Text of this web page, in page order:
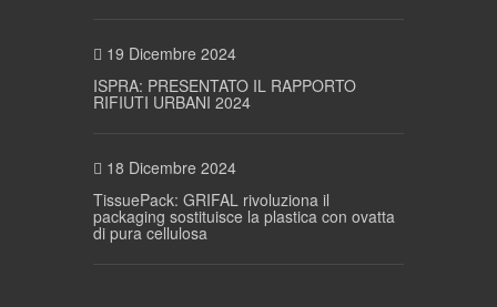
19 Dicembre 2024
ISPRA: PRESENTATO IL RAPPORTO
RIFIUTI URBANI 2024
18 Dicembre 2024
TissuePack: GRIFAL rivoluziona il
packaging sostituisce la plastica con ovatta
di pura cellulosa